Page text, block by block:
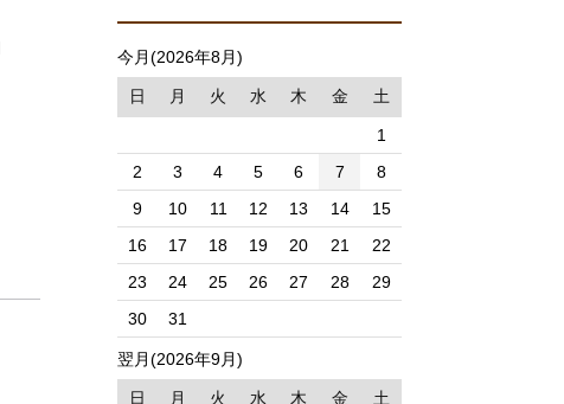
今月(2026年8月)
日 月 火 水 木 金 土
1
2
3 4 5 6 7
8
9
10 11 12 13 14
15
16
17 18 19 20 21
22
23
24 25 26 27 28
29
30
31
翌月(2026年9月)
日 月 火 水 木 金 土